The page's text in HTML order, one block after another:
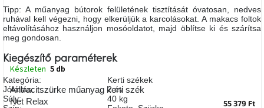
belső
tér
kedvezményesen
Anyák
napja
Antracitszürke műanyag kerti szék
Net Relax
Készleten 5 db
55 379 Ft
Tipp: A műanyag bútorok felületének tisztítását óvatosan, nedves
ruhával kell végezni, hogy elkerüljük a karcolásokat. A makacs foltok
eltávolításához használjon mosóoldatot, majd öblítse ki és szárítsa
meg gondosan.
Kiegészítő paraméterek
Kategória:
Kerti székek
Jótállás:
2 év
Súly:
40 kg